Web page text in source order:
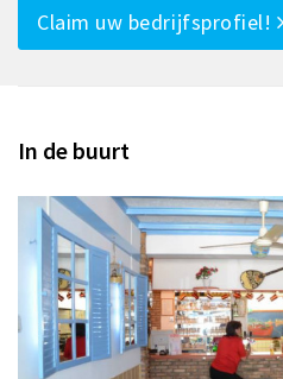
Claim uw bedrijfsprofiel!
In de buurt